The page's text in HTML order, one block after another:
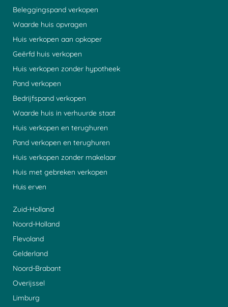
Beleggingspand verkopen
Waarde huis opvragen
Huis verkopen aan opkoper
Geërfd huis verkopen
Huis verkopen zonder hypotheek
Pand verkopen
Bedrijfspand verkopen
Waarde huis in verhuurde staat
Huis verkopen en terughuren
Pand verkopen en terughuren
Huis verkopen zonder makelaar
Huis met gebreken verkopen
Huis erven
Zuid-Holland
Noord-Holland
Flevoland
Gelderland
Noord-Brabant
Overijssel
Limburg